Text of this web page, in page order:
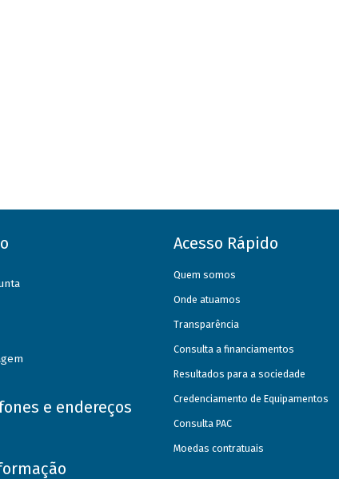
e endereços
Acesso Rápido
Quem somos
Onde atuamos
Transparência
Consulta a financiamentos
Resultados para a sociedade
Credenciamento de Equipamentos
Consulta PAC
Moedas contratuais